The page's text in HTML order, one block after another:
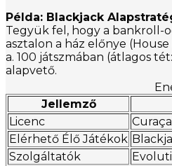
Példa: Blackjack
Tegyük fel, hogy a bankroll-
asztalon a ház előnye
a. 100 játszmában (átlagos
alapvető.
Jellemző
Licenc
Elérhető Élő Játékok
Szolgáltatók